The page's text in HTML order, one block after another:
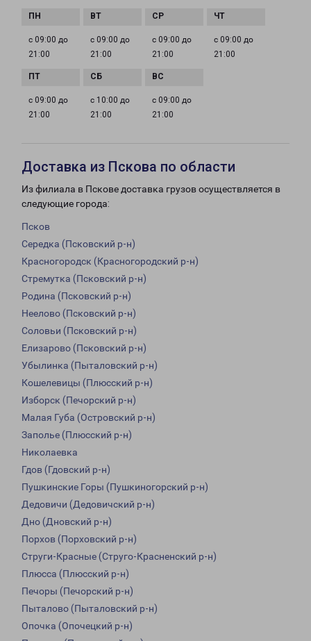
с 09:00 до
21:00
с 09:00 до
21:00
с 09:00 до
21:00
с 09:00 до
21:00
с 09:00 до
21:00
с 10:00 до
21:00
с 09:00 до
21:00
Доставка из Пскова по области
Из филиала в Пскове доставка грузов осуществляется в
следующие города:
Псков
Середка (Псковский р-н)
Красногородск (Красногородский р-н)
Стремутка (Псковский р-н)
Родина (Псковский р-н)
Неелово (Псковский р-н)
Соловьи (Псковский р-н)
Елизарово (Псковский р-н)
Убылинка (Пыталовский р-н)
Кошелевицы (Плюсский р-н)
Изборск (Печорский р-н)
Малая Губа (Островский р-н)
Заполье (Плюсский р-н)
Николаевка
Гдов (Гдовский р-н)
Пушкинские Горы (Пушкиногорский р-н)
Дедовичи (Дедовичский р-н)
Дно (Дновский р-н)
Порхов (Порховский р-н)
Струги-Красные (Струго-Красненский р-н)
Плюсса (Плюсский р-н)
Печоры (Печорский р-н)
Пыталово (Пыталовский р-н)
Опочка (Опочецкий р-н)